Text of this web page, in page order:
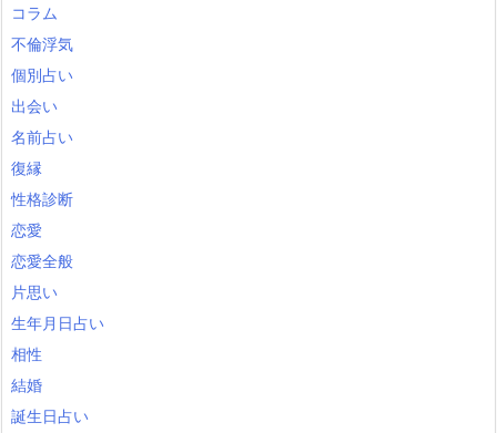
コラム
不倫浮気
個別占い
出会い
名前占い
復縁
性格診断
恋愛
恋愛全般
片思い
生年月日占い
相性
結婚
誕生日占い